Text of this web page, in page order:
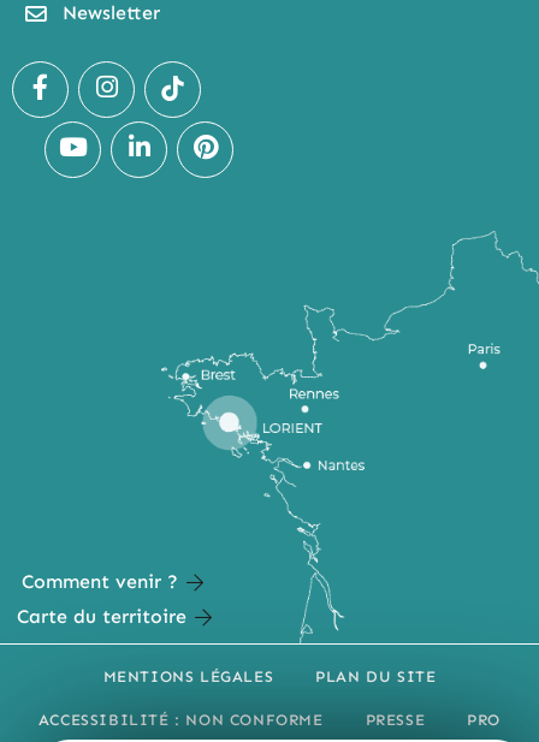
Newsletter
Comment venir ?
Carte du territoire
MENTIONS LÉGALES PLAN DU SITE
ACCESSIBILITÉ : NON CONFORME PRESSE PRO